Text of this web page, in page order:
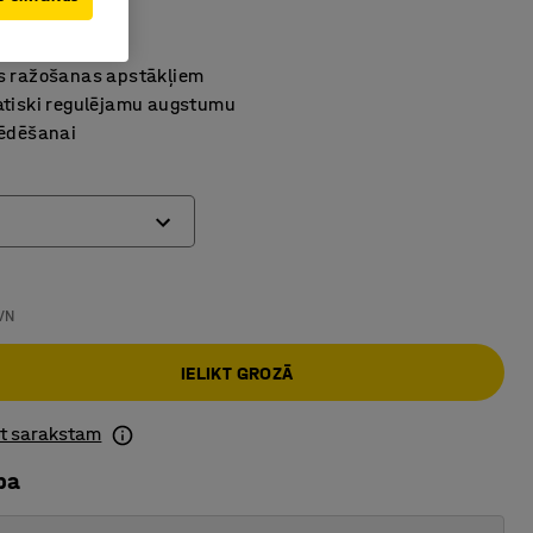
ražošanas apstākļiem
regulējamu augstumu
IELIKT GROZĀ
sarakstam